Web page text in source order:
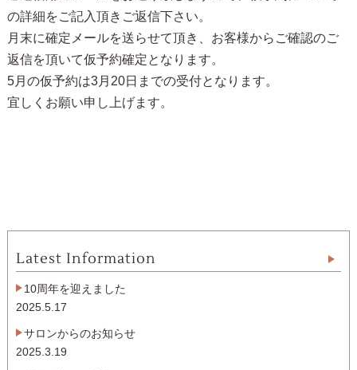
の詳細をご記入頂きご返信下さい。
月末に確定メールを送らせて頂き、お客様からご確認のご
返信を頂いて仮予約確定となります。
5月の仮予約は3月20日までの受付となります。
宜しくお願い申し上げます。
Latest Information
10周年を迎えました
2025.5.17
サロンからのお知らせ
2025.3.19